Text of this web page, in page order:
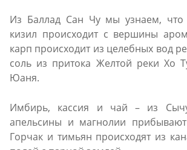
Из Баллад Сан Чу мы узнаем, что
кизил происходит с вершины
карп происходит из целебных вод
соль из притока Желтой реки Хо
Юаня.
Имбирь, кассия и чай – из
апельсины и магнолии
Горчак и тимьян происходят из